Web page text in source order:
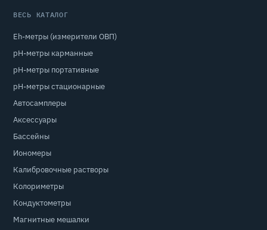
ВЕСЬ КАТАЛОГ
Eh-метры (измерители ОВП)
pH-метры карманные
pH-метры портативные
pH-метры стационарные
Автосамплеры
Аксессуары
Бассейны
Иономеры
Калибровочные растворы
Колориметры
Кондуктометры
Магнитные мешалки